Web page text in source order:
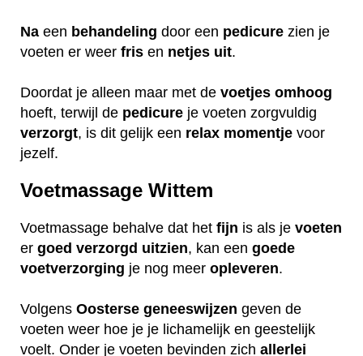
Na een behandeling door een pedicure zien je
voeten er weer fris en netjes uit.
Doordat je alleen maar met de voetjes omhoog
hoeft, terwijl de pedicure je voeten zorgvuldig
verzorgt, is dit gelijk een relax momentje voor
jezelf.
Voetmassage Wittem
Voetmassage behalve dat het fijn is als je voeten
er goed verzorgd uitzien, kan een goede
voetverzorging je nog meer opleveren.
Volgens Oosterse geneeswijzen geven de
voeten weer hoe je je lichamelijk en geestelijk
voelt. Onder je voeten bevinden zich allerlei